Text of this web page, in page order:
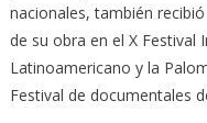
nacionales, también
de su obra en el X Festival
Latinoamericano y la
Festival de documentales